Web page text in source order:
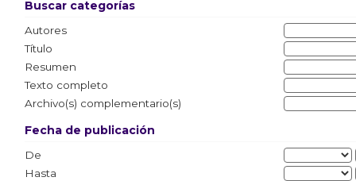
Buscar categorías
Autores
Título
Resumen
Texto completo
Archivo(s) complementario(s)
Fecha de publicación
De
Hasta